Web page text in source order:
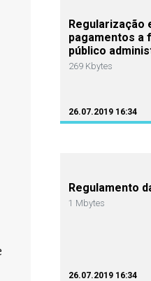
Regularização
pagamentos a
público
de Junho de
269 Kbytes
26.07.2019 16:34
Regulamento
1 Mbytes
26.07.2019 16:34